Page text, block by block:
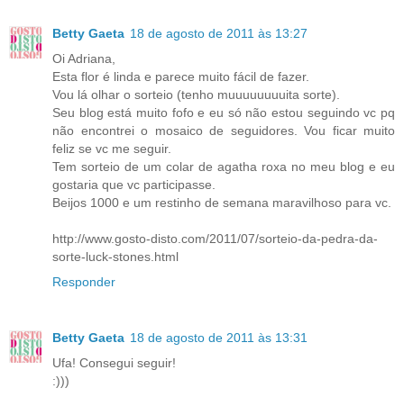
Betty Gaeta 18 de agosto de 2011 às 13:27
Oi Adriana,
Esta flor é linda e parece muito fácil de fazer.
Vou lá olhar o sorteio (tenho muuuuuuuuita sorte).
Seu blog está muito fofo e eu só não estou seguindo vc pq
não encontrei o mosaico de seguidores. Vou ficar muito
feliz se vc me seguir.
Tem sorteio de um colar de agatha roxa no meu blog e eu
gostaria que vc participasse.
Beijos 1000 e um restinho de semana maravilhoso para vc.
http://www.gosto-disto.com/2011/07/sorteio-da-pedra-da-
sorte-luck-stones.html
Responder
Betty Gaeta 18 de agosto de 2011 às 13:31
Ufa! Consegui seguir!
:)))